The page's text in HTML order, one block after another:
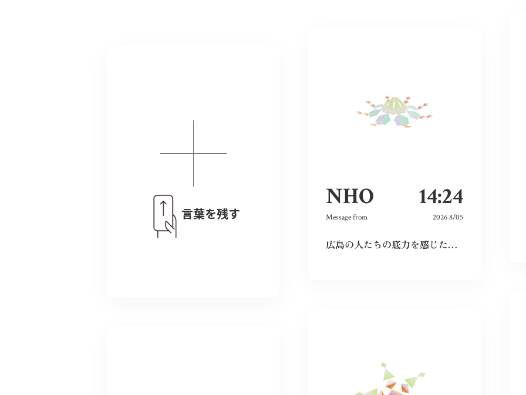
言葉を残す
NHO 14:24
Message from 2026 8/05
広島の人たちの底力を感じた。今私たちはそれを受け継ぐことができているのだろうか。平和とは何か、問い続けたい。